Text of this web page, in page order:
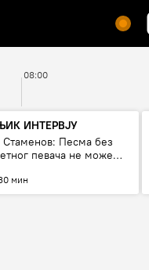
08:00
ИНТЕРВЈУ
Стаменов: Песма без
певача не може
мин